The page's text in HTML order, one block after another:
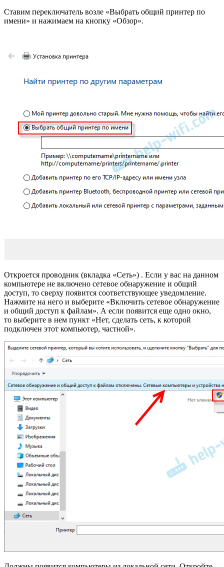
Ставим переключатель возле «Выбрать общий принтер по
имени» и нажимаем на кнопку «Обзор».
Откроется проводник (вкладка «Сеть») . Если у вас на данном
компьютере не включено сетевое обнаружение и общий
доступ, то сверху появится соответствующее уведомление.
Нажмите на него и выберите «Включить сетевое обнаружение
и общий доступ к файлам». А если появится еще одно окно,
то выберите в нем пункт «Нет, сделать сеть, к которой
подключен этот компьютер, частной».